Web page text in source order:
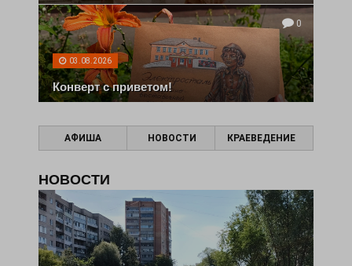
0
03.08.2026
Конверт с приветом!
АФИША НОВОСТИ КРАЕВЕДЕНИЕ
НОВОСТИ